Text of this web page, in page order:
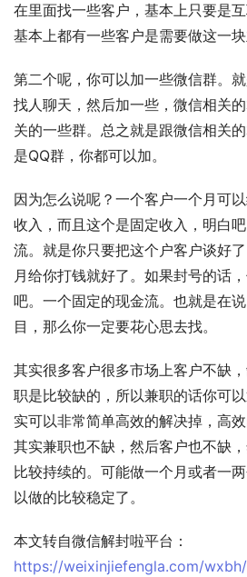
在里面找一些客户，基本上只要是
基本上都有一些客户是需要做这一块
第二个呢，你可以加一些微信群。
找人聊天，然后加一些，微信相关
关的一些群。总之就是跟微信相关
是QQ群，你都可以加。
因为怎么说呢？一个客户一个月可
收入，而且这个是固定收入，明白
流。就是你只要把这个户客户谈好
月给你打钱就好了。如果封号的话
吧。一个固定的现金流。也就是在
目，那么你一定要花心思去找。
其实很多客户很多市场上客户不缺
职是比较缺的，所以兼职的话你可
实可以非常简单高效的解决掉，高
其实兼职也不缺，然后客户也不缺
比较持续的。可能做一个月或者一
以做的比较稳定了。
本文转自微信解封啦平台：
https://weixinjiefengla.com/